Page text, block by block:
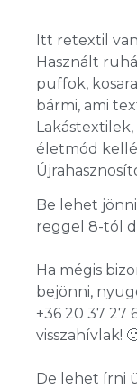
Itt retextil
Használt
puffok,
bármi, ami
életmód
Be lehet
reggel 8-tól
Ha mégis
bejönni,
+36 20 37 27
visszahívlak!
De lehet írni